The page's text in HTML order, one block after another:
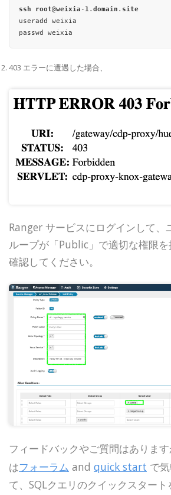
ssh root@weixia - 1 . domain . site
useradd weixia
403 エラーに遭遇した場合、
Ranger サービスにログインして、
ループが「Public」で適切な権限
確認してください。
フィードバックやご質問はありま
はフォーラム and quick start で
て、SQLクエリのクイックスタート